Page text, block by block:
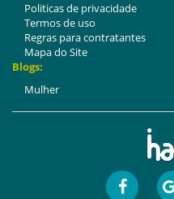
Politicas de privacidade
Termos de uso
Regras para contratantes
Mapa do Site
Blogs:
Mulher